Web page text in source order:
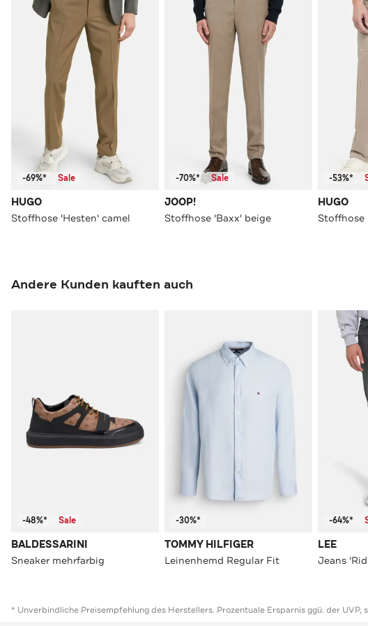
-69%* Sale
HUGO
Stoffhose 'Hesten' camel
-70%* Sale
JOOP!
Stoffhose 'Baxx' beige
-53%*
HUGO
Stoffhose
Andere Kunden kauften auch
-48%* Sale
BALDESSARINI
Sneaker mehrfarbig
-30%*
TOMMY HILFIGER
Leinenhemd Regular Fit
-64%*
LEE
* Unverbindliche Preisempfehlung des Herstellers. Prozentuale Ersparnis ggü. der UVP,